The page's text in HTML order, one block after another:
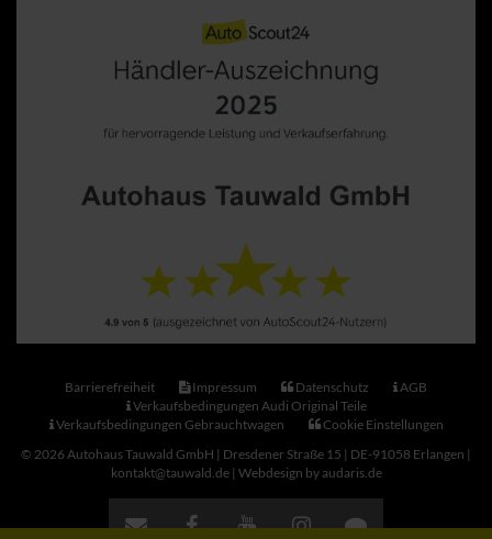
Barrierefreiheit Impressum Datenschutz
AGB
Verkaufsbedingungen Audi Original Teile
Verkaufsbedingungen Gebrauchtwagen
Cookie Einstellungen
© 2026 Autohaus Tauwald GmbH | Dresdener Straße 15 | DE-91058 Erlangen |
kontakt@tauwald.de | Webdesign by audaris.de